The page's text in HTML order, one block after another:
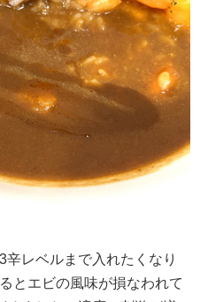
レベルまで入れたくなり
とエビの風味が損なわれて